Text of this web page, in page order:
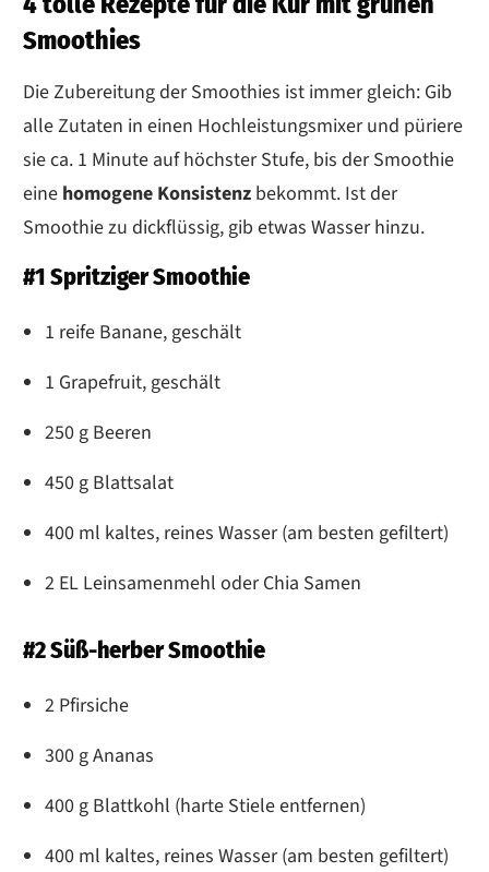
Smoothies
Die Zubereitung der Smoothies ist immer gleich: Gib
alle Zutaten in einen Hochleistungsmixer und püriere
sie ca. 1 Minute auf höchster Stufe, bis der Smoothie
eine homogene Konsistenz bekommt. Ist der
Smoothie zu dickflüssig, gib etwas Wasser hinzu.
#1 Spritziger Smoothie
1 reife Banane, geschält
1 Grapefruit, geschält
250 g Beeren
450 g Blattsalat
400 ml kaltes, reines Wasser (am besten gefiltert)
2 EL Leinsamenmehl oder Chia Samen
#2 Süß-herber Smoothie
2 Pfirsiche
300 g Ananas
400 g Blattkohl (harte Stiele entfernen)
400 ml kaltes, reines Wasser (am besten gefiltert)